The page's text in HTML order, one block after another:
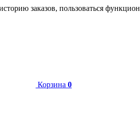
заказов, пользоваться
Корзина 0